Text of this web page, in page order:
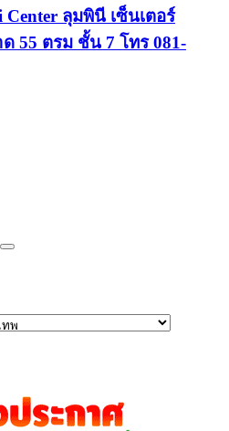
ลุมพินี เซ็นเตอร์
55 ตรม ชั้น 7 โทร 081-